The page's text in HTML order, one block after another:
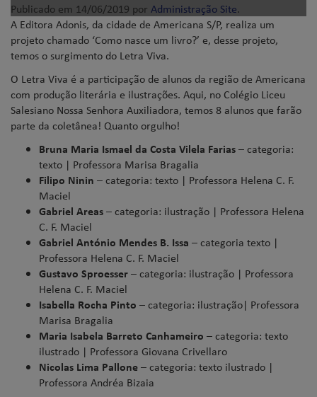
Publicado em 14/06/2019 por Administração Site.
A Editora Adonis, da cidade de Americana S/P, realiza um
projeto chamado ‘Como nasce um livro?’ e, desse projeto,
temos o surgimento do Letra Viva.
O Letra Viva é a participação de alunos da região de Americana
com produção literária e ilustrações. Aqui, no Colégio Liceu
Salesiano Nossa Senhora Auxiliadora, temos 8 alunos que farão
parte da coletânea! Quanto orgulho!
Bruna Maria Ismael da Costa Vilela Farias– categoria:
texto | Professora Marisa Bragalia
Filipo Ninin – categoria: texto | Professora Helena C. F.
Maciel
Gabriel Areas– categoria: ilustração | Professora Helena
C. F. Maciel
Gabriel António Mendes B. Issa – categoria texto |
Professora Helena C. F. Maciel
Gustavo Sproesser– categoria: ilustração | Professora
Helena C. F. Maciel
Isabella Rocha Pinto – categoria: ilustração| Professora
Marisa Bragalia
Maria Isabela Barreto Canhameiro – categoria: texto
ilustrado | Professora Giovana Crivellaro
Nicolas Lima Pallone– categoria: texto ilustrado |
Professora Andréa Bizaia